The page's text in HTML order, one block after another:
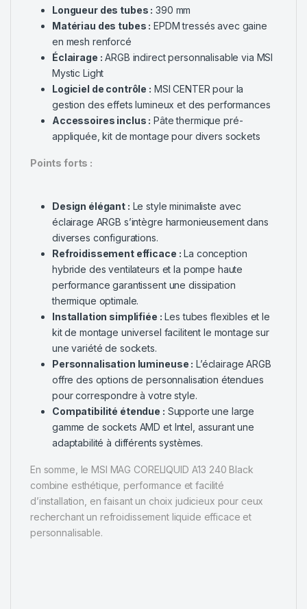
Longueur des tubes : 390 mm
Matériau des tubes : EPDM tressés avec gaine
en mesh renforcé
Éclairage : ARGB indirect personnalisable via MSI
Mystic Light
Logiciel de contrôle : MSI CENTER pour la
gestion des effets lumineux et des performances
Accessoires inclus : Pâte thermique pré-
appliquée, kit de montage pour divers sockets
Points forts :
Design élégant : Le style minimaliste avec
éclairage ARGB s’intègre harmonieusement dans
diverses configurations.
Refroidissement efficace : La conception
hybride des ventilateurs et la pompe haute
performance garantissent une dissipation
thermique optimale.
Installation simplifiée : Les tubes flexibles et le
kit de montage universel facilitent le montage sur
une variété de sockets.
Personnalisation lumineuse : L’éclairage ARGB
offre des options de personnalisation étendues
pour correspondre à votre style.
Compatibilité étendue : Supporte une large
gamme de sockets AMD et Intel, assurant une
adaptabilité à différents systèmes.
En somme, le MSI MAG CORELIQUID A13 240 Black
combine esthétique, performance et facilité
d’installation, en faisant un choix judicieux pour ceux
recherchant un refroidissement liquide efficace et
personnalisable.